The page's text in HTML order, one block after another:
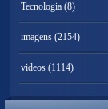
Tecnologia (8)
imagens (2154)
videos (1114)